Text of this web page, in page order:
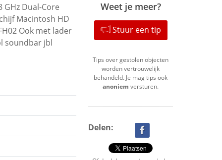
GHz Dual-Core
Macintosh HD
Ook met lader
soundbar jbl
Weet je meer?
Stuur een tip
Tips over gestolen objecten
worden vertrouwelijk
behandeld. Je mag tips ook
anoniem versturen.
Delen: